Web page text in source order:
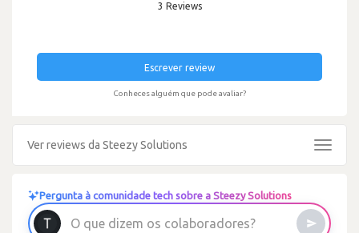
3 Reviews
Escrever review
Conheces alguém que pode avaliar?
Ver reviews da Steezy Solutions
Toggle
Pergunta à comunidade tech sobre a Steezy Solutions
O que d izem os colaborad ores?